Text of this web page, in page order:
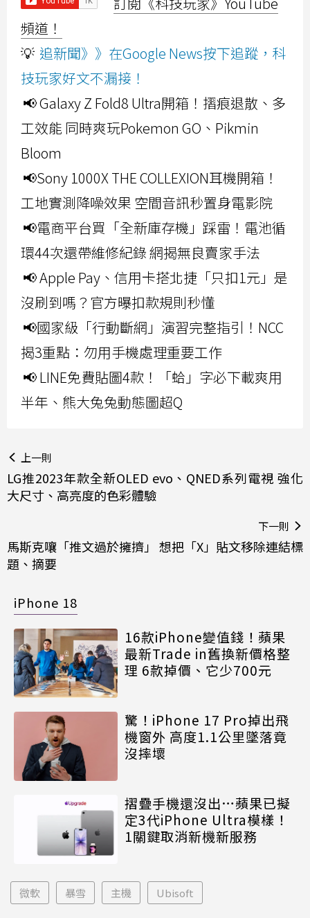
頻道！
💡 追新聞》》在Google News按下追蹤，科
技玩家好文不漏接！
📢 Galaxy Z Fold8 Ultra開箱！摺痕退散、多
工效能 同時爽玩Pokemon GO、Pikmin
Bloom
📢Sony 1000X THE COLLEXION耳機開箱！
工地實測降噪效果 空間音訊秒置身電影院
📢電商平台買「全新庫存機」踩雷！電池循
環44次還帶維修紀錄 網揭無良賣家手法
📢 Apple Pay、信用卡搭北捷「只扣1元」是
沒刷到嗎？官方曝扣款規則秒懂
📢國家級「行動斷網」演習完整指引！NCC
揭3重點：勿用手機處理重要工作
📢 LINE免費貼圖4款！「蛤」字必下載爽用
半年、熊大兔兔動態圖超Q
上一則
LG推2023年款全新OLED evo、QNED系列電視 強化
大尺寸、高亮度的色彩體驗
下一則
馬斯克嚷「推文過於擁擠」 想把「X」貼文移除連結標
題、摘要
iPhone 18
16款iPhone變值錢！蘋果
最新Trade in舊換新價格整
理 6款掉價、它少700元
驚！iPhone 17 Pro掉出飛
機窗外 高度1.1公里墜落竟
沒摔壞
摺疊手機還沒出…蘋果已擬
定3代iPhone Ultra模樣！
1關鍵取消新機新服務
微軟 暴雪 主機 Ubisoft